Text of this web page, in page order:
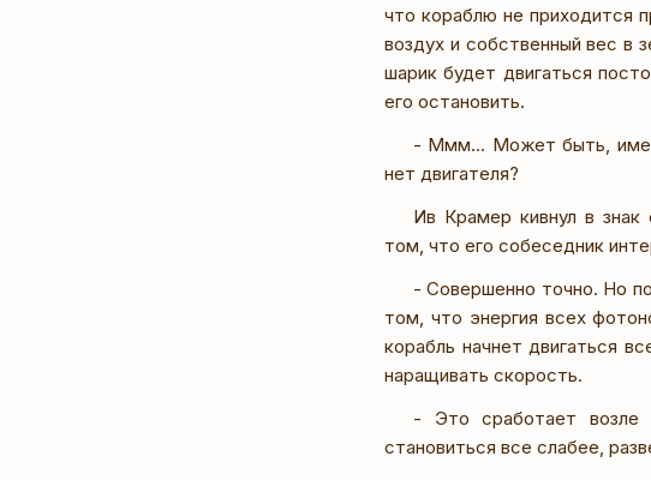
что кораблю не приходится
воздух и собственный вес в
шарик будет двигаться
его остановить.
- Ммм... Может быть,
нет двигателя?
Ив Крамер кивнул в знак
том, что его собеседник
- Совершенно точно. Но
том, что энергия всех
корабль начнет двигаться
наращивать скорость.
- Это сработает возле
становиться все слабее,